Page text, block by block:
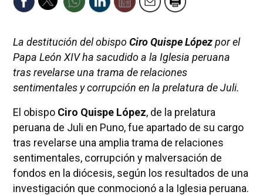
La destitución del obispoCiro Quispe Lópezpor el
Papa León XIV ha sacudido a la Iglesia peruana
tras revelarse una trama de relaciones
sentimentales y corrupción en la prelatura de Juli.
El obispo Ciro Quispe López, de la prelatura
peruana de Juli en Puno, fue apartado de su cargo
tras revelarse una amplia trama de relaciones
sentimentales, corrupción y malversación de
fondos en la diócesis, según los resultados de una
investigación que conmocionó a la Iglesia peruana.